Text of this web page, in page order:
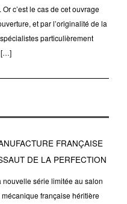
c’est le cas de cet ouvrage
et par l’originalité de la
particulièrement
[…]
FRANÇAISE
DE LA PERFECTION
série limitée au salon
française héritière